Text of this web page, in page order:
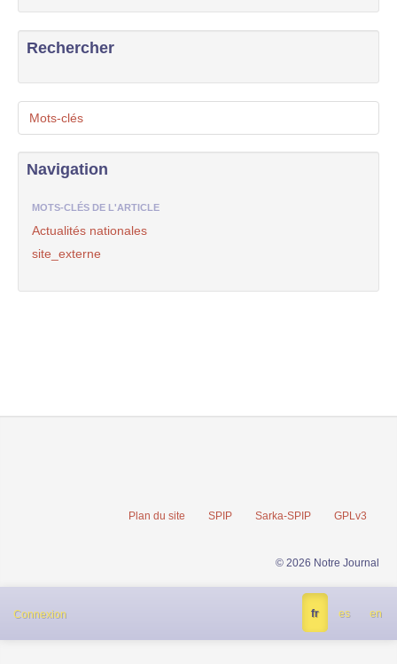
Rechercher
Mots-clés
Navigation
MOTS-CLÉS DE L'ARTICLE
Actualités nationales
site_externe
Plan du site SPIP Sarka-SPIP GPLv3
© 2026 Notre Journal
Connexion fr es en